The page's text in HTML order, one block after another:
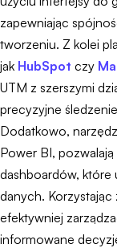
zapewniając
tworzeniu. Z kolei
jak HubSpot czy
UTM z szerszymi
precyzyjne
Dodatkowo,
Power BI,
dashboardów, które
danych.
efektywniej
informowane